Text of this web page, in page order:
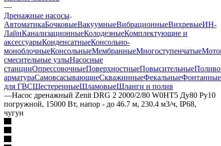
—
Дренажные насосы
АвтоматикаБочковыеВакуумныеВибрационныеВихревыеИН-
ЛайнКанализационныеКолодезныеКомплектующие и
аксессуарыКонденсатныеКонсольно-
моноблочныеКонсольныеМембранныеМногоступенчатые
смесительные узлыНасосные
станцииОпрессовочныеПоверхностныеПовысительные
арматураСамовсасывающиеСкважинныеФекальныеФонтанные
для ГВСШестеренныеШламовыеШланги и полив
—Насос дренажный Zenit DRG 2 2000/2/80 W0HT5 Ду80 Ру10
погружной, 15000 Вт, напор - до 46.7 м, 230.4 м3/ч, IP68,
чугун